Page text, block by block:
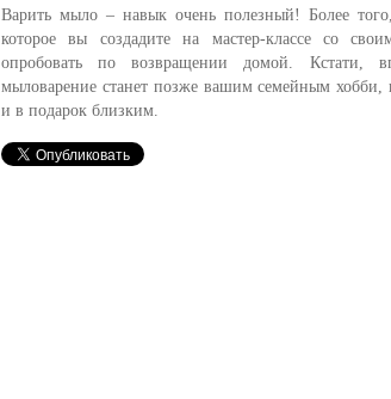
Варить мыло – навык очень полезный! Более
которое вы создадите на мастер-классе со
опробовать по возвращении домой. Кстати,
мыловарение станет позже вашим семейным хобби,
и в подарок близким.